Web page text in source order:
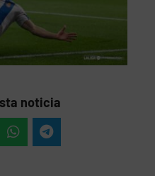
noticia